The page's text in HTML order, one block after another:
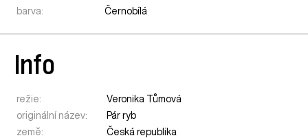
barva:
Černobílá
Info
režie:
Veronika Tůmová
originální název:
Pár ryb
země:
Česká republika